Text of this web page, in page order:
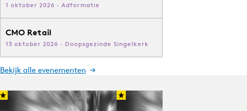
1 oktober 2026 · Adformatie
CMO Retail
13 oktober 2026 · Doopsgezinde Singelkerk
Bekijk alle evenementen